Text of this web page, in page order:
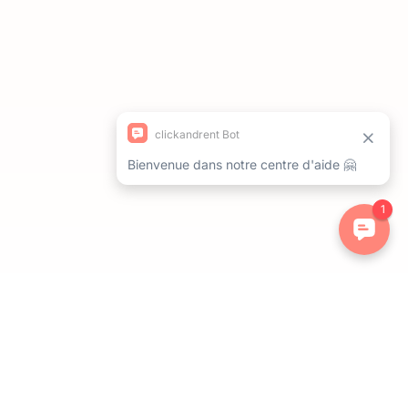
Personnalisez vos préférences pour contrôler la manière dont